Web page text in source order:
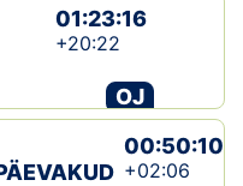
01:23:16
+20:22
OJ
00:50:10
+02:06